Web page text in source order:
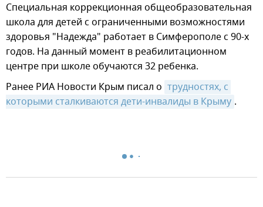
Специальная коррекционная общеобразовательная
школа для детей с ограниченными возможностями
здоровья "Надежда" работает в Симферополе с 90-х
годов. На данный момент в реабилитационном
центре при школе обучаются 32 ребенка.
Ранее РИА Новости Крым писал о трудностях, с
которыми сталкиваются дети-инвалиды в Крыму .